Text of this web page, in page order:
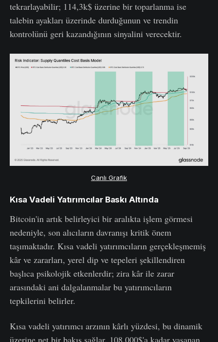
tekrarlayabilir; 114,3k$ üzerine bir toparlanma ise
talebin ayakları üzerinde durduğunun ve trendin
kontrolünü geri kazandığının sinyalini verecektir.
Canlı Grafik
Kısa Vadeli Yatırımcılar Baskı Altında
Bitcoin'in artık belirleyici bir aralıkta işlem görmesi
nedeniyle, son alıcıların davranışı kritik önem
taşımaktadır. Kısa vadeli yatırımcıların gerçekleşmemiş
kâr ve zararları, yerel dip ve tepeleri şekillendiren
başlıca psikolojik etkenlerdir; zira kâr ile zarar
arasındaki ani dalgalanmalar bu yatırımcıların
tepkilerini belirler.
Kısa vadeli yatırımcı arzının kârlı yüzdesi, bu dinamik
üzerine net bir bakış sağlar. 108.000$'a kadar yaşanan